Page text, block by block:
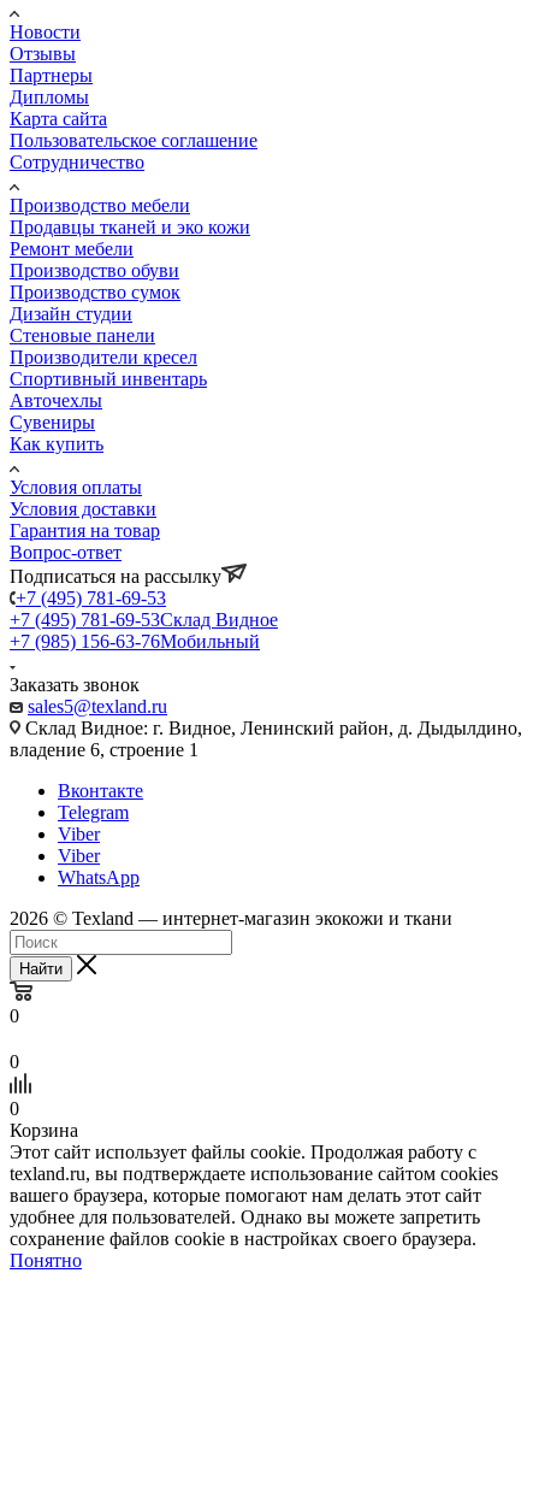
Новости
Отзывы
Партнеры
Дипломы
Карта сайта
Пользовательское соглашение
Сотрудничество
Производство мебели
Продавцы тканей и эко кожи
Ремонт мебели
Производство обуви
Производство сумок
Дизайн студии
Стеновые панели
Производители кресел
Спортивный инвентарь
Авточехлы
Сувениры
Как купить
Условия оплаты
Условия доставки
Гарантия на товар
Вопрос-ответ
Подписаться на рассылку
+7 (495) 781-69-53
+7 (495) 781-69-53Склад Видное
+7 (985) 156-63-76Мобильный
Заказать звонок
sales5@texland.ru
Склад Видное: г. Видное, Ленинский район, д. Дыдылдино,
владение 6, строение 1
Вконтакте
Telegram
Viber
Viber
WhatsApp
2026 © Texland — интернет-магазин экокожи и ткани
Найти
0
0
0
Корзина
Этот сайт использует файлы cookie. Продолжая работу с
texland.ru, вы подтверждаете использование сайтом cookies
вашего браузера, которые помогают нам делать этот сайт
удобнее для пользователей. Однако вы можете запретить
сохранение файлов cookie в настройках своего браузера.
Понятно